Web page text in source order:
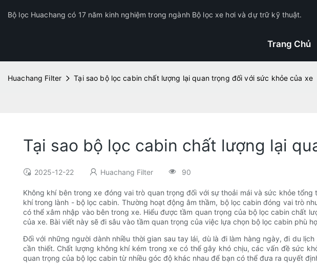
Bộ lọc Huachang có 17 năm kinh nghiệm trong ngành Bộ lọc xe hơi và dự trữ kỹ thuật.
Trang Chủ
Huachang Filter Tại sao bộ lọc cabin chất lượng lại quan trọng đối với sức khỏe của xe
Tại sao bộ lọc cabin chất lượng lại
2025-12-22 Huachang Filter 90
Không khí bên trong xe đóng vai trò quan trọng đối với sự thoải mái và sức khỏe
khí trong lành - bộ lọc cabin. Thường hoạt động âm thầm, bộ lọc cabin đóng vai trò
có thể xâm nhập vào bên trong xe. Hiểu được tầm quan trọng của bộ lọc cabin chất
của xe. Bài viết này sẽ đi sâu vào tầm quan trọng của việc lựa chọn bộ lọc cabin phù
Đối với những người dành nhiều thời gian sau tay lái, dù là đi làm hàng ngày, đi du
cần thiết. Chất lượng không khí kém trong xe có thể gây khó chịu, các vấn đề sức
quan trọng của bộ lọc cabin từ nhiều góc độ khác nhau để bạn có thể đưa ra quyết